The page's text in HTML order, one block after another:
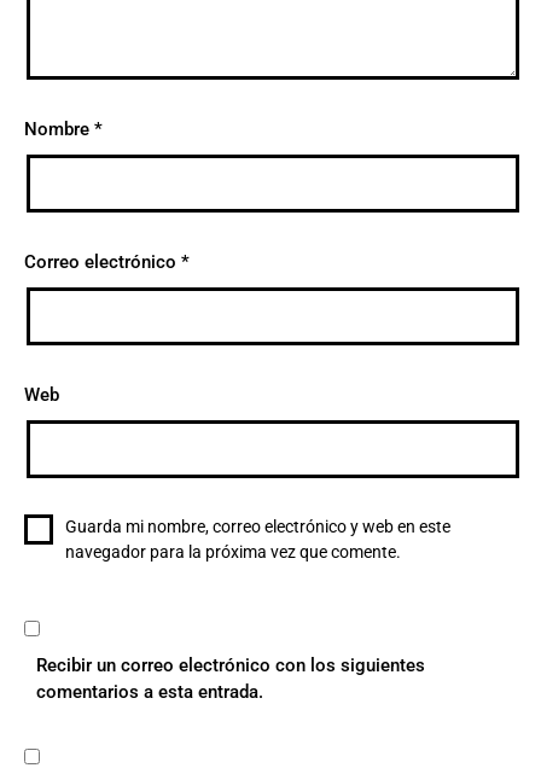
Nombre *
Correo electrónico *
Web
Guarda mi nombre, correo electrónico y web en este
navegador para la próxima vez que comente.
Recibir un correo electrónico con los siguientes
comentarios a esta entrada.